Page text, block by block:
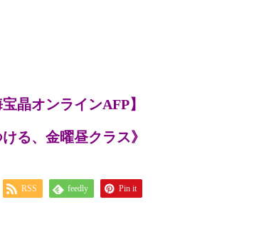
晶オンラインAFP】
る、金曜昼クラス》
RSS feedly Pin it